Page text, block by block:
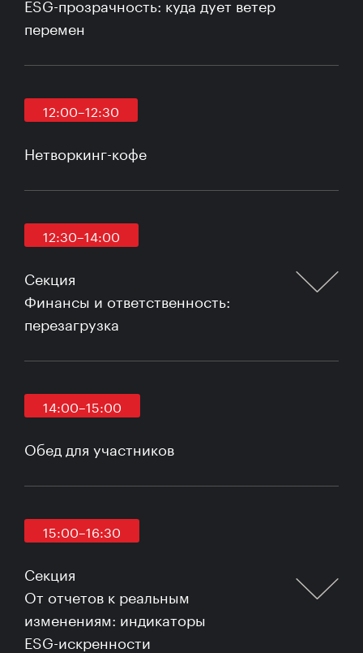
перемен
12:00–12:30
Нетворкинг-кофе
12:30–14:00
Секция
Финансы и ответственность:
перезагрузка
14:00–15:00
Обед для участников
15:00–16:30
Секция
От отчетов к реальным
изменениям: индикаторы
ESG-искренности